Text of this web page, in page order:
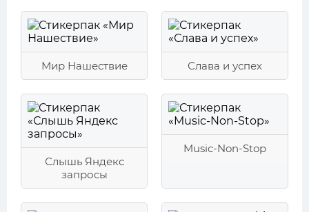
Мир Нашествие Слава и успех
Слышь Яндекс
запросы
Music-Non-Stop